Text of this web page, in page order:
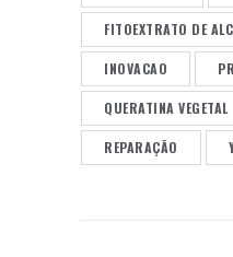
FITOEXTRATO DE
INOVACAO
QUERATINA VEGETAL
REPARAÇÃO